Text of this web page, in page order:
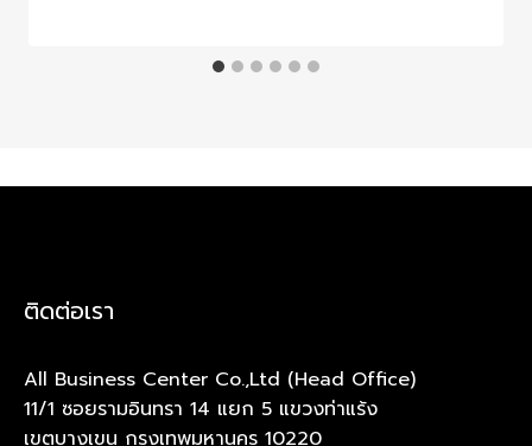
ติดต่อเรา
All Business Center Co.,Ltd (Head Office)
11/1 ซอยรามอินทรา 14 แยก 5 แขวงท่าแร้ง
เขตบางเขน กรุงเทพมหานคร 10220